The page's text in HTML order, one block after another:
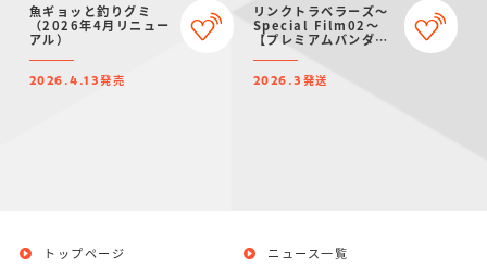
魚ギョッと釣りグミ
（2026年4月リニュー
アル）
2026.4.13発売
リンクトラベラーズ～
Special Film02～
【プレミアムバンダイ
2026.3 発送
トップページ ニュース一覧